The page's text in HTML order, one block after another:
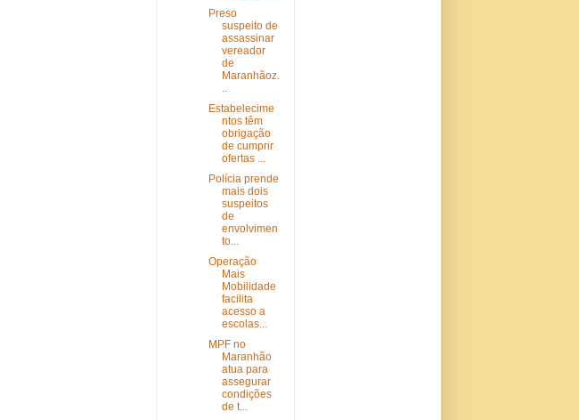
Preso
suspeito de
assassinar
vereador
de
Maranhãoz.
..
Estabelecime
ntos têm
obrigação
de cumprir
ofertas ...
Polícia prende
mais dois
suspeitos
de
envolvimen
to...
Operação
Mais
Mobilidade
facilita
acesso a
escolas...
MPF no
Maranhão
atua para
assegurar
condições
de t...